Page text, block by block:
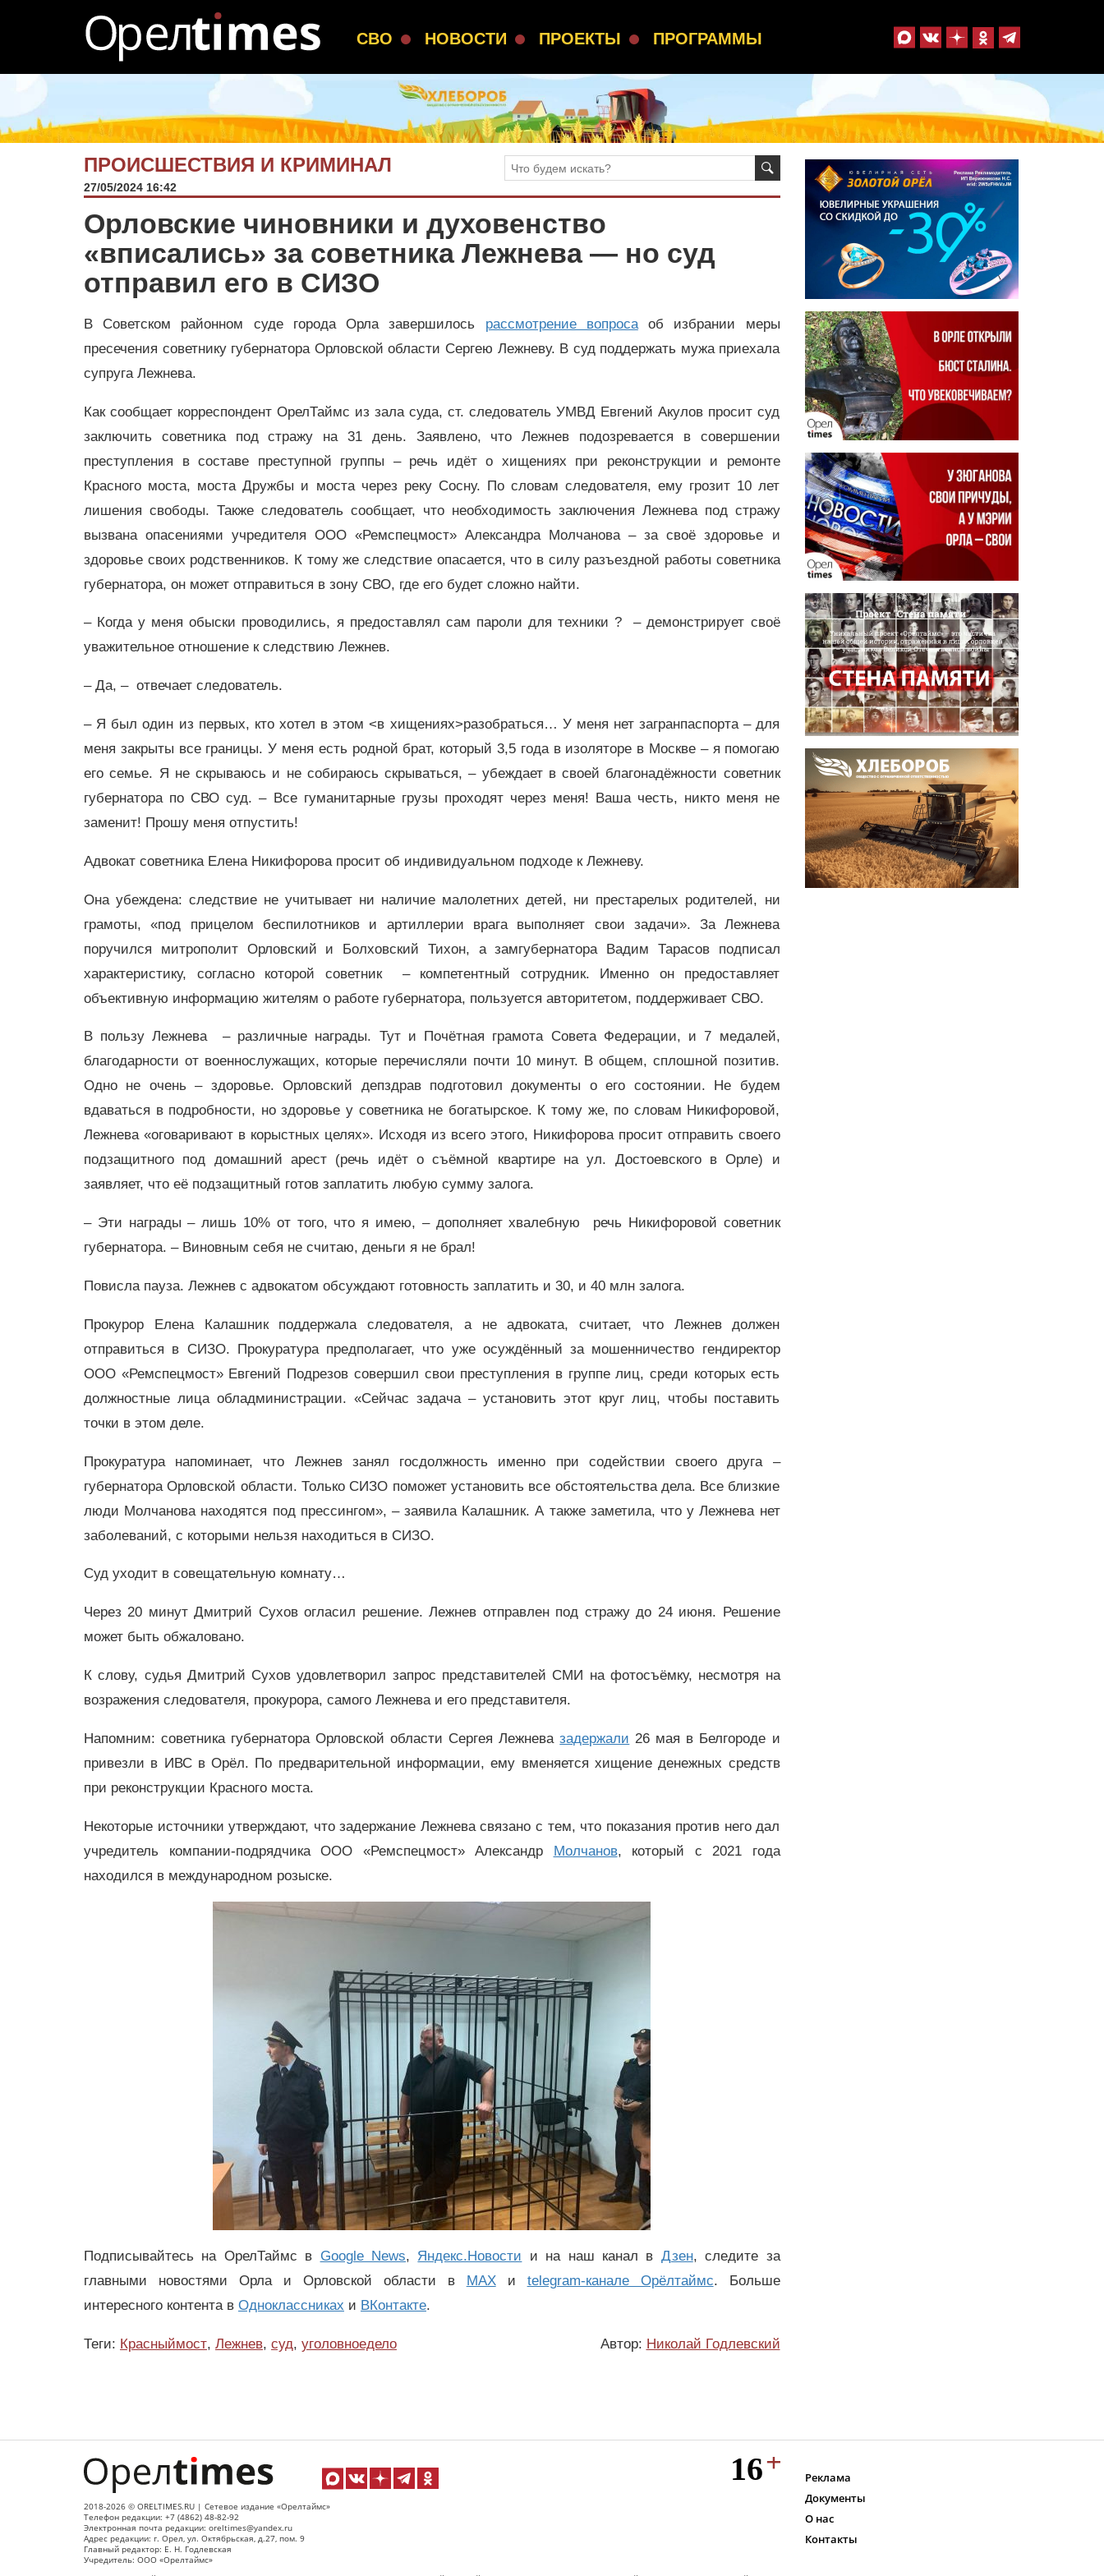
СВО НОВОСТИ ПРОЕКТЫ ПРОГРАММЫ
ПРОИСШЕСТВИЯ И КРИМИНАЛ
27/05/2024 16:42
Орловские чиновники и духовенство
«вписались» за советника Лежнева — но суд
отправил его в СИЗО
В Советском районном суде города Орла завершилось рассмотрение вопросаоб избрании меры
пресечения советнику губернатора Орловской области Сергею Лежневу. В суд поддержать мужа приехала
супруга Лежнева.
Как сообщает корреспондент ОрелТаймс из зала суда, ст. следователь УМВД Евгений Акулов просит суд
заключить советника под стражу на 31 день. Заявлено, что Лежнев подозревается в совершении
преступления в составе преступной группы – речь идёт о хищениях при реконструкции и ремонте
Красного моста, моста Дружбы и моста через реку Сосну. По словам следователя, ему грозит 10 лет
лишения свободы. Также следователь сообщает, что необходимость заключения Лежнева под стражу
вызвана опасениями учредителя ООО «Ремспецмост» Александра Молчанова – за своё здоровье и
здоровье своих родственников. К тому же следствие опасается, что в силу разъездной работы советника
губернатора, он может отправиться в зону СВО, где его будет сложно найти.
– Когда у меня обыски проводились, я предоставлял сам пароли для техники ? – демонстрирует своё
уважительное отношение к следствию Лежнев.
– Да, – отвечает следователь.
– Я был один из первых, кто хотел в этом <в хищениях>разобраться… У меня нет загранпаспорта – для
меня закрыты все границы. У меня есть родной брат, который 3,5 года в изоляторе в Москве – я помогаю
его семье. Я не скрываюсь и не собираюсь скрываться, – убеждает в своей благонадёжности советник
губернатора по СВО суд. – Все гуманитарные грузы проходят через меня! Ваша честь, никто меня не
заменит! Прошу меня отпустить!
Адвокат советника Елена Никифорова просит об индивидуальном подходе к Лежневу.
Она убеждена: следствие не учитывает ни наличие малолетних детей, ни престарелых родителей, ни
грамоты, «под прицелом беспилотников и артиллерии врага выполняет свои задачи». За Лежнева
поручился митрополит Орловский и Болховский Тихон, а замгубернатора Вадим Тарасов подписал
характеристику, согласно которой советник – компетентный сотрудник. Именно он предоставляет
объективную информацию жителям о работе губернатора, пользуется авторитетом, поддерживает СВО.
В пользу Лежнева – различные награды. Тут и Почётная грамота Совета Федерации, и 7 медалей,
благодарности от военнослужащих, которые перечисляли почти 10 минут. В общем, сплошной позитив.
Одно не очень – здоровье. Орловский депздрав подготовил документы о его состоянии. Не будем
вдаваться в подробности, но здоровье у советника не богатырское. К тому же, по словам Никифоровой,
Лежнева «оговаривают в корыстных целях». Исходя из всего этого, Никифорова просит отправить своего
подзащитного под домашний арест (речь идёт о съёмной квартире на ул. Достоевского в Орле) и
заявляет, что её подзащитный готов заплатить любую сумму залога.
– Эти награды – лишь 10% от того, что я имею, – дополняет хвалебную речь Никифоровой советник
губернатора. – Виновным себя не считаю, деньги я не брал!
Повисла пауза. Лежнев с адвокатом обсуждают готовность заплатить и 30, и 40 млн залога.
Прокурор Елена Калашник поддержала следователя, а не адвоката, считает, что Лежнев должен
отправиться в СИЗО. Прокуратура предполагает, что уже осуждённый за мошенничество гендиректор
ООО «Ремспецмост» Евгений Подрезов совершил свои преступления в группе лиц, среди которых есть
должностные лица обладминистрации. «Сейчас задача – установить этот круг лиц, чтобы поставить
точки в этом деле.
Прокуратура напоминает, что Лежнев занял госдолжность именно при содействии своего друга –
губернатора Орловской области. Только СИЗО поможет установить все обстоятельства дела. Все близкие
люди Молчанова находятся под прессингом», – заявила Калашник. А также заметила, что у Лежнева нет
заболеваний, с которыми нельзя находиться в СИЗО.
Суд уходит в совещательную комнату…
Через 20 минут Дмитрий Сухов огласил решение. Лежнев отправлен под стражу до 24 июня. Решение
может быть обжаловано.
К слову, судья Дмитрий Сухов удовлетворил запрос представителей СМИ на фотосъёмку, несмотря на
возражения следователя, прокурора, самого Лежнева и его представителя.
Напомним: советника губернатора Орловской области Сергея Лежневазадержали 26 мая в Белгороде и
привезли в ИВС в Орёл. По предварительной информации, ему вменяется хищение денежных средств
при реконструкции Красного моста.
Некоторые источники утверждают, что задержание Лежнева связано с тем, что показания против него дал
учредитель компании-подрядчика ООО «Ремспецмост» Александр Молчанов, который с 2021 года
находился в международном розыске.
Подписывайтесь на ОрелТаймс в Google News, Яндекс.Новости и на наш канал в Дзен, следите за
главными новостями Орла и Орловской области в MAXи telegram-канале Орёлтаймс. Больше
интересного контента в Одноклассниках и ВКонтакте.
Теги: Красныймост, Лежнев, суд, уголовноедело Автор: Николай Годлевский
2018-2026 © ORELTIMES.RU | Сетевое издание «Орелтаймс»
Телефон редакции: +7 (4862) 48-82-92
Электронная почта редакции: oreltimes@yandex.ru
Адрес редакции: г. Орел, ул. Октябрьская, д.27, пом. 9
Главный редактор: Е. Н. Годлевская
Учредитель: ООО «Орелтаймс»
Реклама
Документы
О нас
Контакты